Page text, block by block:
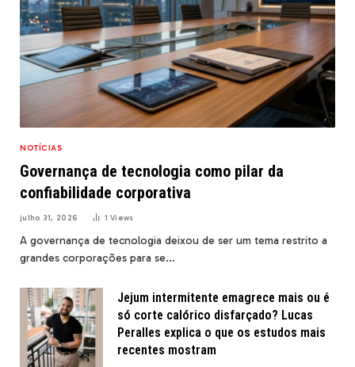
NOTÍCIAS
Governança de tecnologia como pilar da
confiabilidade corporativa
julho 31, 2026 1Views
A governança de tecnologia deixou de ser um tema restrito a
grandes corporações para se…
Jejum intermitente emagrece mais ou é
só corte calórico disfarçado? Lucas
Peralles explica o que os estudos mais
recentes mostram